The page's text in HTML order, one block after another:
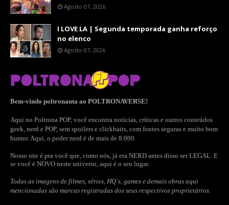
Agosto 07, 2026
I LOVE LA | Segunda temporada ganha reforço
no elenco
Agosto 07, 2026
Bem-vindo poltronauta ao POLTRONAVERSE!
Aqui no Poltrona POP, você encontra notícias, críticas e outros conteúdos
geek, nerd e POP, sem spoilers e clickbaits, com fontes seguras e muito bom
humor. Aqui, o poder nerd é de mais de 8.000.
Nosso site é pra você que, como nós, já era NERD antes disso ser LEGAL. E
se você é NOVO neste universo, aqui é o seu lugar.
Todas as imagens de filmes, séries, HQ´s, games e demais obras aqui
mencionadas são marcas registradas dos seus respectivos proprietários.